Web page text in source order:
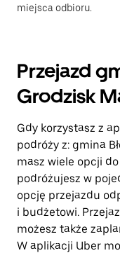
miejsca odbioru.
Przejazd
Grodzisk
Gdy korzystasz z
podróży z: gmina
masz wiele opcji
podróżujesz w
opcję przejazdu
i budżetowi.
możesz także
W aplikacji Uber